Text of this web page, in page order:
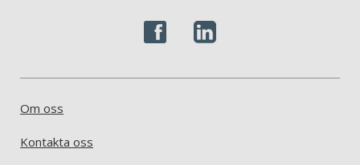
Om oss
Kontakta oss